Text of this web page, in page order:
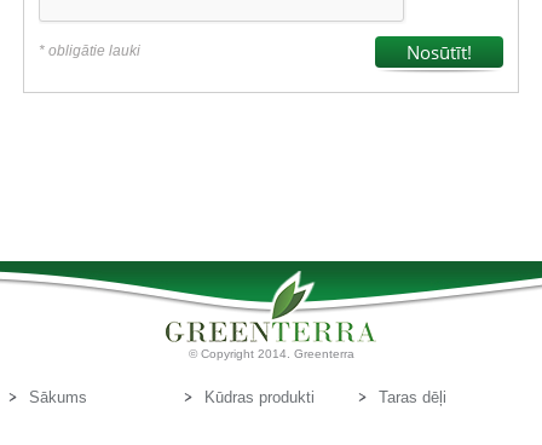
* obligātie lauki
© Copyright 2014. Greenterra
Sākums Kūdras produkti
Taras dēļi